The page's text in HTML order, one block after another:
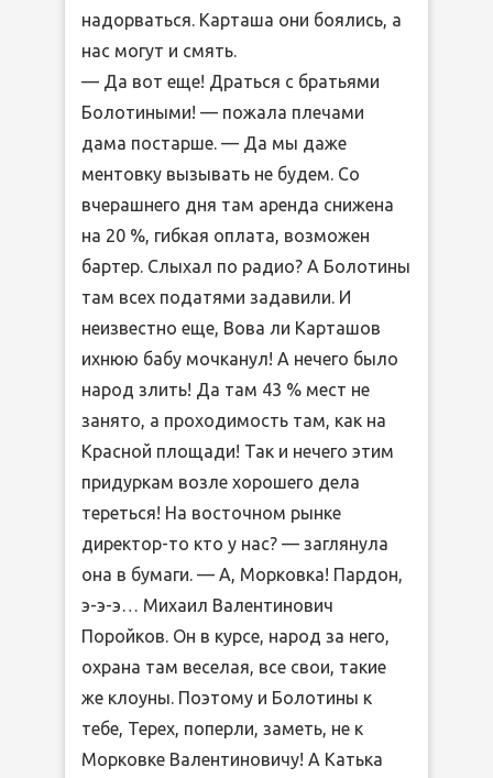
надорваться. Карташа они боялись, а
нас могут и смять.
— Да вот еще! Драться с братьями
Болотиными! — пожала плечами
дама постарше. — Да мы даже
ментовку вызывать не будем. Со
вчерашнего дня там аренда снижена
на 20 %, гибкая оплата, возможен
бартер. Слыхал по радио? А Болотины
там всех податями задавили. И
неизвестно еще, Вова ли Карташов
ихнюю бабу мочканул! А нечего было
народ злить! Да там 43 % мест не
занято, а проходимость там, как на
Красной площади! Так и нечего этим
придуркам возле хорошего дела
тереться! На восточном рынке
директор-то кто у нас? — заглянула
она в бумаги. — А, Морковка! Пардон,
э-э-э… Михаил Валентинович
Поройков. Он в курсе, народ за него,
охрана там веселая, все свои, такие
же клоуны. Поэтому и Болотины к
тебе, Терех, поперли, заметь, не к
Морковке Валентиновичу! А Катька